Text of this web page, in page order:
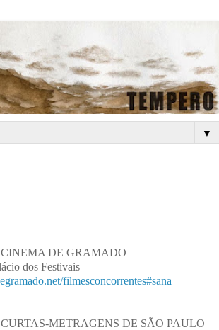
▼
CINEMA DE GRAMADO
dos Festivais
filmesconcorrentes#sana
METRAGENS DE SÃO PAULO